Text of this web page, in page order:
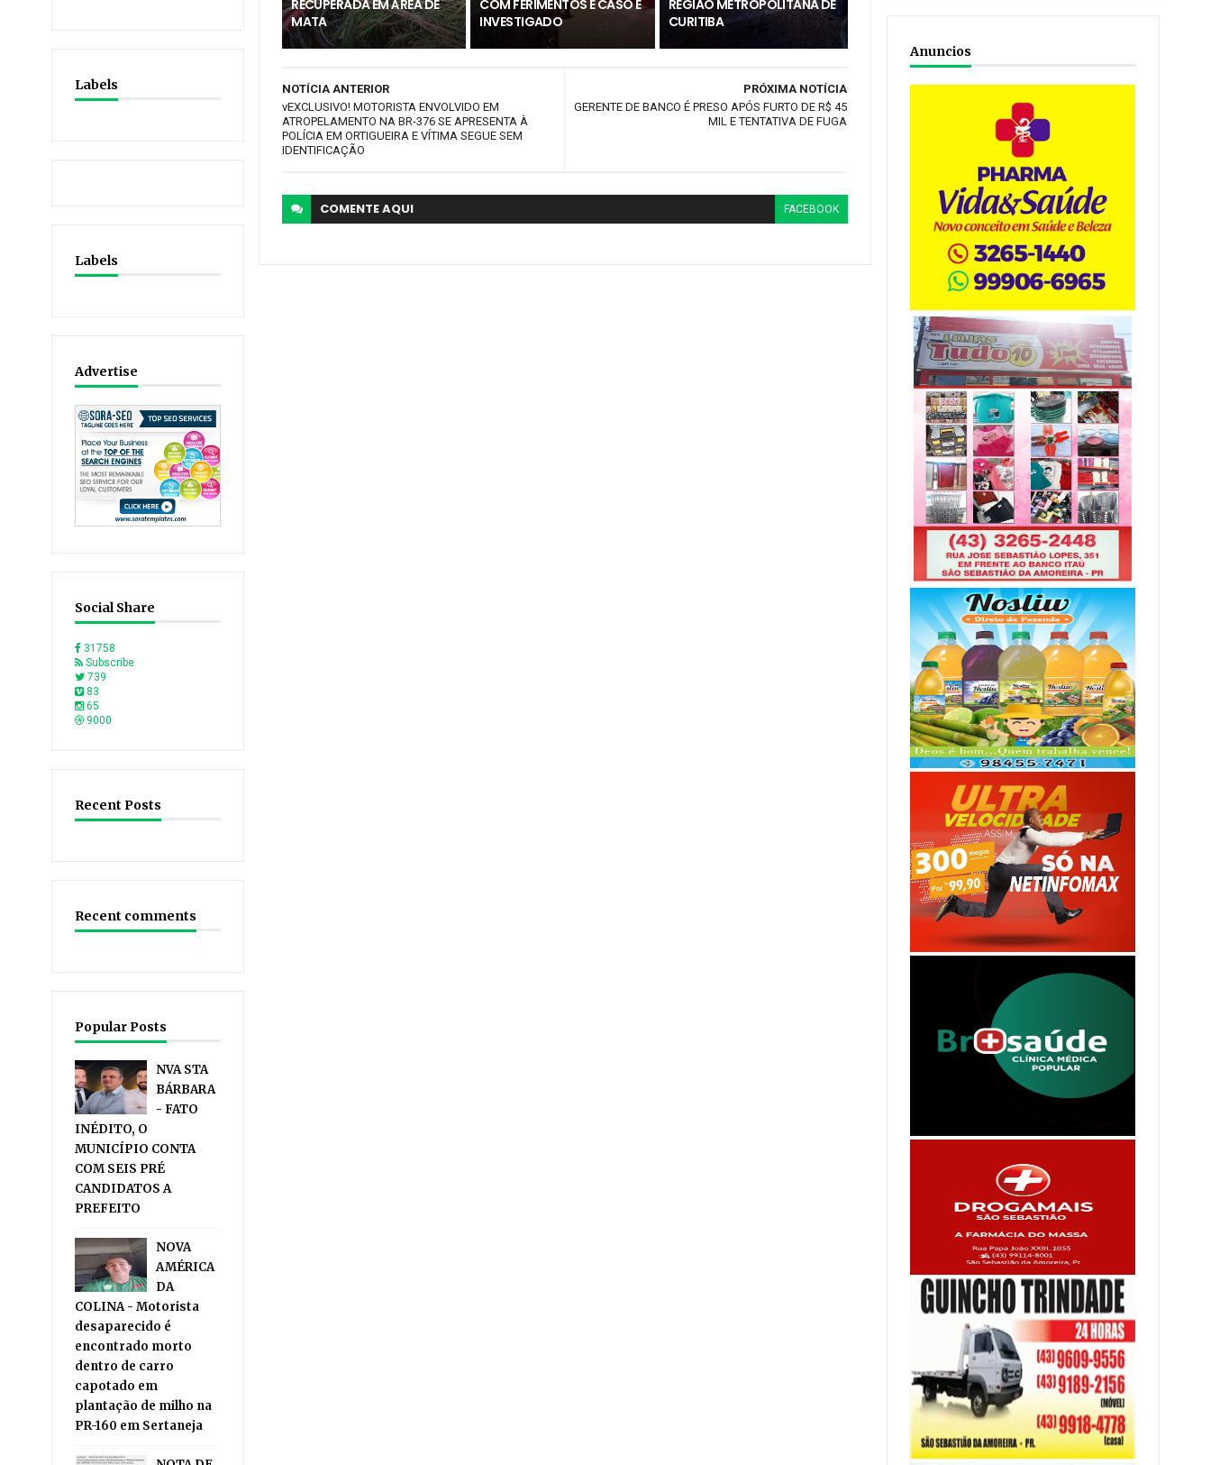
Labels
Labels
Advertise
Social Share
31758
Subscribe
739
83
65
9000
Recent Posts
Recent comments
Popular Posts
NVA STA
BÁRBARA
- FATO
INÉDITO, O
MUNICÍPIO CONTA
COM SEIS PRÉ
CANDIDATOS A
PREFEITO
NOVA
AMÉRICA
DA
COLINA - Motorista
desaparecido é
encontrado morto
dentro de carro
capotado em
plantação de milho na
PR-160 em Sertaneja
RECUPERADA EM ÁREA DE
MATA
COM FERIMENTOS E CASO É
INVESTIGADO
REGIÃO METROPOLITANA DE
CURITIBA
PRÓXIMA NOTÍCIA
GERENTE DE BANCO É PRESO APÓS FURTO DE R$ 45
MIL E TENTATIVA DE FUGA
NOTÍCIA ANTERIOR
vEXCLUSIVO! MOTORISTA ENVOLVIDO EM
ATROPELAMENTO NA BR-376 SE APRESENTA À
POLÍCIA EM ORTIGUEIRA E VÍTIMA SEGUE SEM
IDENTIFICAÇÃO
COMENTEAQUI FACEBOOK
Anuncios